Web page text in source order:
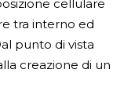
cellulare
tra interno ed
punto di vista
creazione di un